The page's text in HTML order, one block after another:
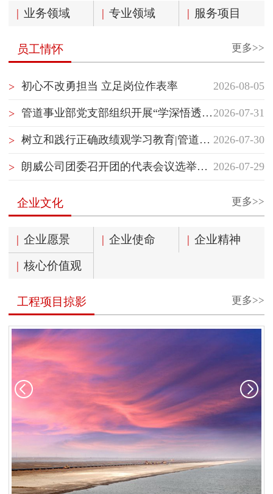
| 业务领域 | 专业领域 | 服务项目
更多>>
员工情怀
2026-08-05
> 初心不改勇担当 立足岗位作表率
2026-07-31
> 管道事业部党支部组织开展“学深悟透国企党建精神”主题党日活动
2026-07-30
> 树立和践行正确政绩观学习教育|管道事业部党支部开展“树立和践行正确政绩观”专题党课学习
2026-07-29
> 朗威公司团委召开团的代表会议选举团的代表
更多>>
企业文化
| 企业愿景 | 企业使命 | 企业精神
| 核心价值观
更多>>
工程项目掠影